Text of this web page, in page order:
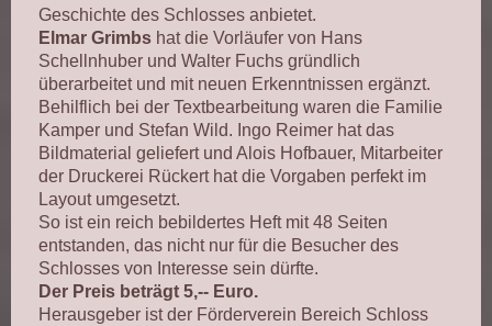
Geschichte des Schlosses anbietet.
Elmar Grimbs hat die Vorläufer von Hans
Schellnhuber und Walter Fuchs gründlich
überarbeitet und mit neuen Erkenntnissen ergänzt.
Behilflich bei der Textbearbeitung waren die Familie
Kamper und Stefan Wild. Ingo Reimer hat das
Bildmaterial geliefert und Alois Hofbauer, Mitarbeiter
der Druckerei Rückert hat die Vorgaben perfekt im
Layout umgesetzt.
So ist ein reich bebildertes Heft mit 48 Seiten
entstanden, das nicht nur für die Besucher des
Schlosses von Interesse sein dürfte.
Der Preis beträgt 5,-- Euro.
Herausgeber ist der Förderverein Bereich Schloss